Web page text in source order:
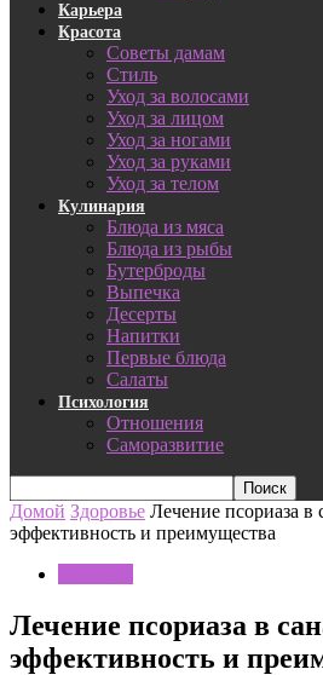
Карьера
Красота
Советы дамам
Стиль
Уход за волосами
Уход за лицом
Уход за ногами
Уход за руками
Уход за телом
Кулинария
Блюда из мяса
Блюда из рыбы
Бутерброды
Выпечка
Десерты
Напитки
Первые блюда
Салаты
Психология
Отношения
Саморазвитие
Домой Здоровье Лечение псориаза в
эффективность и преимущества
Лечение псориаза в
эффективность и